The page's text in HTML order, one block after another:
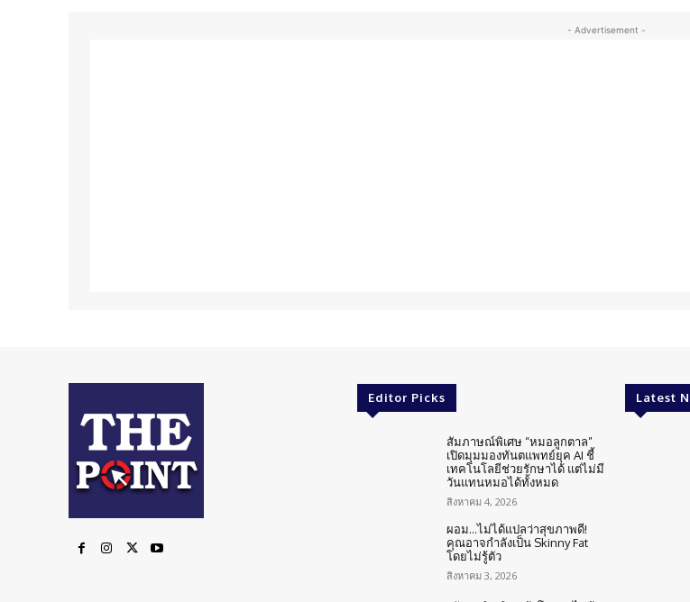
- Advertisement -
Editor Picks
สัมภาษณ์พิเศษ “หมอลูกตาล”
เปิดมุมมองทันตแพทย์ยุค AI ชี้
เทคโนโลยีช่วยรักษาได้ แต่ไม่มี
วันแทนหมอได้ทั้งหมด
สิงหาคม 4, 2026
ผอม…ไม่ได้แปลว่าสุขภาพดี!
คุณอาจกำลังเป็น Skinny Fat
โดยไม่รู้ตัว
สิงหาคม 3, 2026
Latest